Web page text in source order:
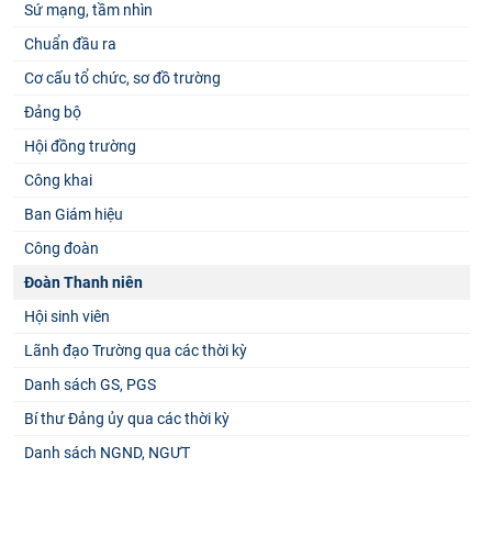
Sứ mạng, tầm nhìn
Chuẩn đầu ra
Cơ cấu tổ chức, sơ đồ trường
Đảng bộ
Hội đồng trường
Công khai
Ban Giám hiệu
Công đoàn
Đoàn Thanh niên
Hội sinh viên
Lãnh đạo Trường qua các thời kỳ
Danh sách GS, PGS
Bí thư Đảng ủy qua các thời kỳ
Danh sách NGND, NGƯT